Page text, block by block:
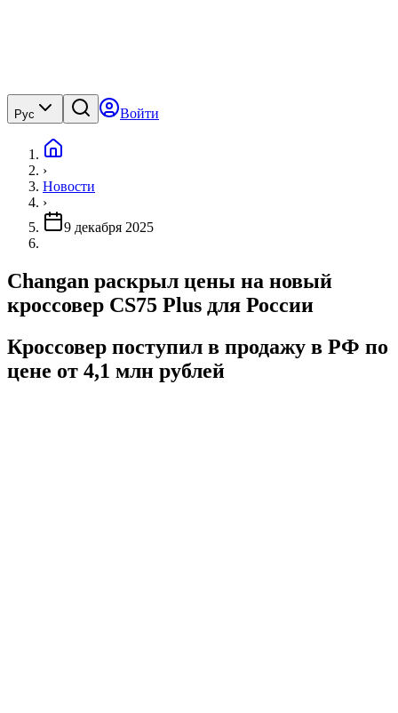
Рус Войти
›
Новости
›
9 декабря 2025
Changan раскрыл цены на новый
кроссовер CS75 Plus для России
Кроссовер поступил в продажу в РФ по
цене от 4,1 млн рублей